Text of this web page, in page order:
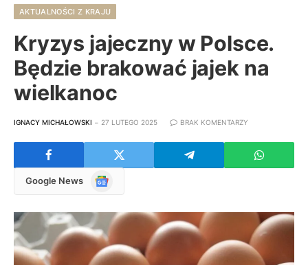
AKTUALNOŚCI Z KRAJU
Kryzys jajeczny w Polsce.
Będzie brakować jajek na
wielkanoc
IGNACY MICHAŁOWSKI 27 LUTEGO 2025 BRAK KOMENTARZY
Google News
Google